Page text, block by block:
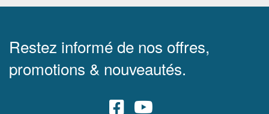
Restez informé de nos offres,
promotions & nouveautés.